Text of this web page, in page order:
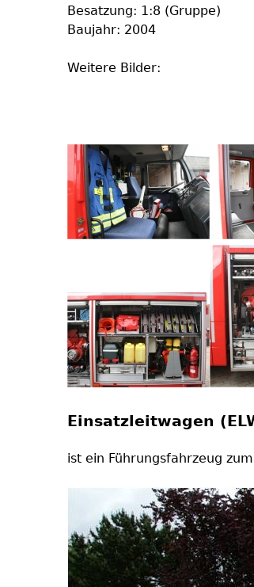
Besatzung: 1:8 (Gruppe)
Baujahr: 2004
Weitere Bilder:
Einsatzleitwagen
ist ein Führungsfahrzeug